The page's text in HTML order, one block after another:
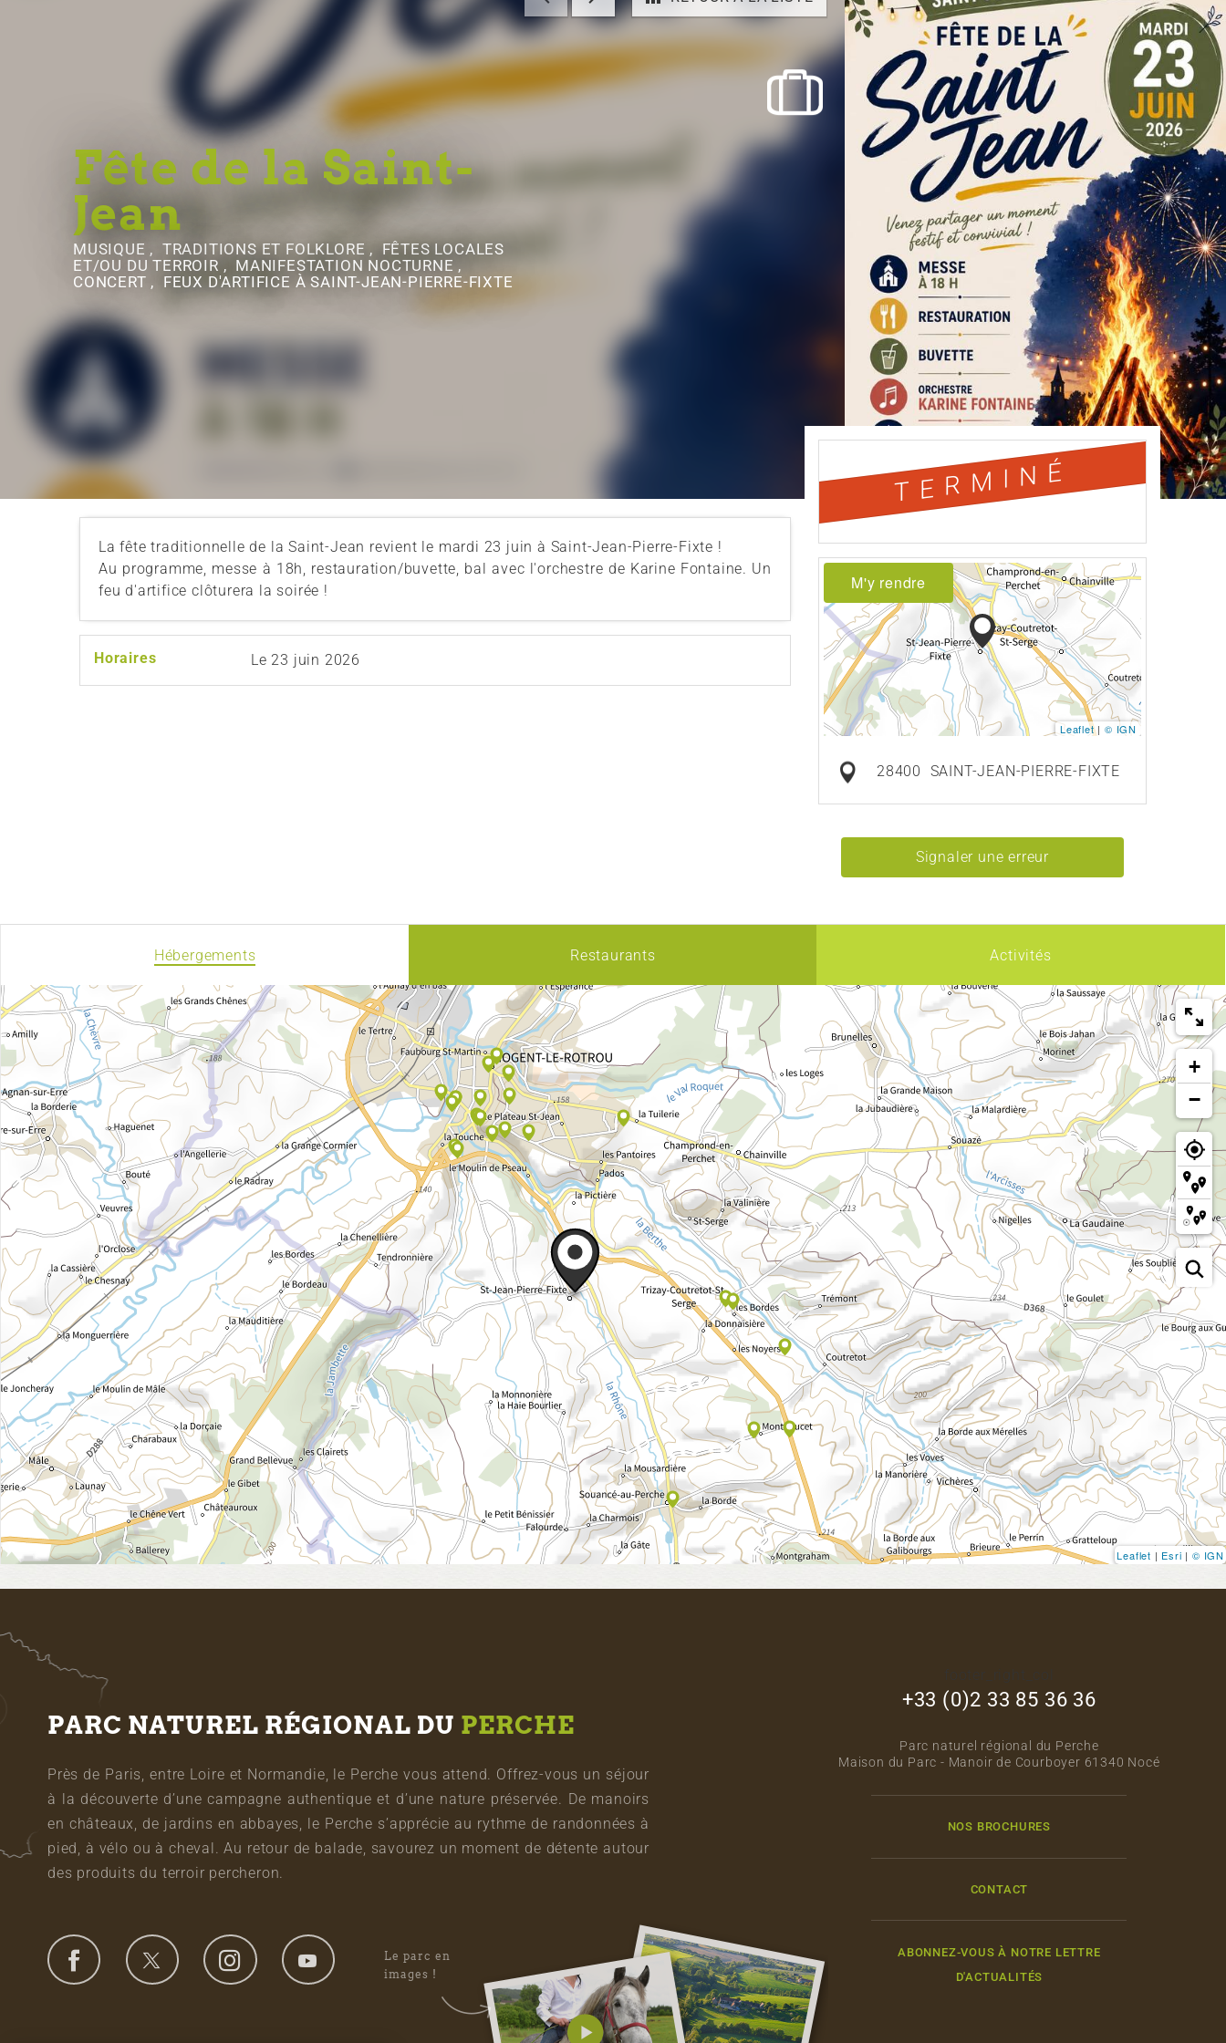
Fête de la Saint-
Jean
MUSIQUE , TRADITIONS ET FOLKLORE , FÊTES LOCALES
ET/OU DU TERROIR , MANIFESTATION NOCTURNE ,
CONCERT , FEUX D'ARTIFICE À SAINT-JEAN-PIERRE-FIXTE
La fête traditionnelle de la Saint-Jean revient le mardi 23 juin à Saint-Jean-Pierre-Fixte !
Au programme, messe à 18h, restauration/buvette, bal avec l'orchestre de Karine Fontaine. Un
feu d'artifice clôturera la soirée !
Horaires Le 23 juin 2026
TERMINÉ
M'y rendre
Leaflet| © IGN
28400 SAINT-JEAN-PIERRE-FIXTE
Signaler une erreur
Hébergements Restaurants Activités
+
−
Leaflet | Esri | © IGN
PARC NATUREL RÉGIONAL DU PERCHE
Près de Paris, entre Loire et Normandie, le Perche vous attend. Offrez-vous un séjour
à la découverte d’une campagne authentique et d’une nature préservée. De manoirs
en châteaux, de jardins en abbayes, le Perche s’apprécie au rythme de randonnées à
pied, à vélo ou à cheval. Au retour de balade, savourez un moment de détente autour
des produits du terroir percheron.
Le parc en
images !
+33 (0)2 33 85 36 36
Parc naturel régional du Perche
Maison du Parc - Manoir de Courboyer 61340 Nocé
NOS BROCHURES
CONTACT
ABONNEZ-VOUS À NOTRE LETTRE
D'ACTUALITÉS